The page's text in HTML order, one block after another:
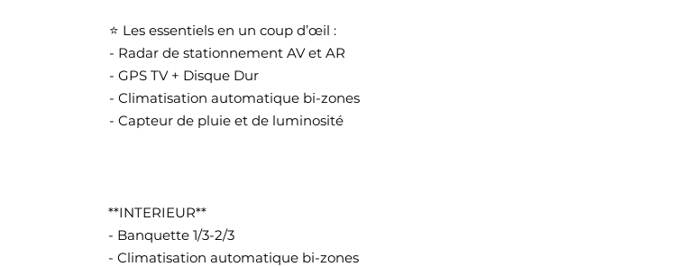
⭐ Les essentiels en un coup d’œil :
- Radar de stationnement AV et AR
- GPS TV + Disque Dur
- Climatisation automatique bi-zones
- Capteur de pluie et de luminosité
**INTERIEUR**
- Banquette 1/3-2/3
- Climatisation automatique bi-zones